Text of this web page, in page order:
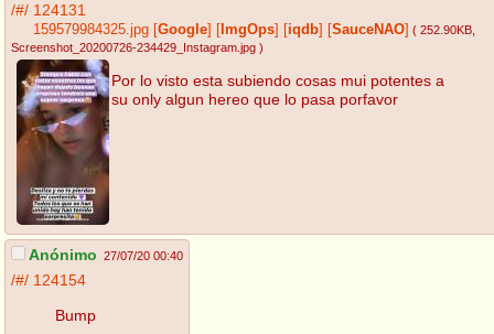
/#/ 124131
159579984325.jpg [Google] [ ImgOps] [iqdb] [SauceNAO] ( 252.90KB
Screenshot_20200726-234429_Instagram.jpg )
Por lo visto esta subiendo cosas mui potentes a
su only algun hereo que lo pasa porfavor
Anónimo 27/07/20 00:40
/#/ 124154
Bump